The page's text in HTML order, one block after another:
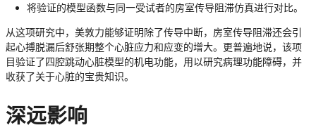
将验证的模型函数与同一受试者的房室传导阻滞仿真进行对比。
从这项研究中，美敦力能够证明除了传导中断，房室传导阻滞还会引
起心搏脱漏后舒张期整个心脏应力和应变的增大。更普遍地说，该项
目验证了四腔跳动心脏模型的机电功能，用以研究病理功能障碍，并
收获了关于心脏的宝贵知识。
深远影响